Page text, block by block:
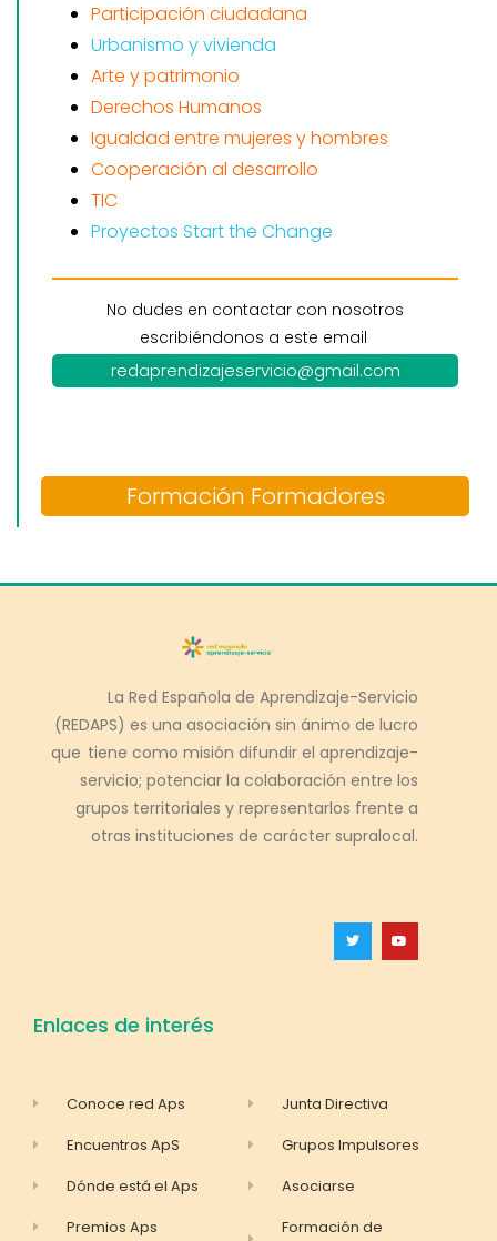
Participación ciudadana
Urbanismo y vivienda
Arte y patrimonio
Derechos Humanos
Igualdad entre mujeres y hombres
Cooperación al desarrollo
TIC
Proyectos Start the Change
No dudes en contactar con nosotros
escribiéndonos a este email
redaprendizajeservicio@gmail.com
Formación Formadores
La Red Española de Aprendizaje-Servicio
(REDAPS) es una asociación sin ánimo de lucro
que tiene como misión difundir el aprendizaje-
servicio; potenciar la colaboración entre los
grupos territoriales y representarlos frente a
otras instituciones de carácter supralocal.
Enlaces de interés
Conoce red Aps
Encuentros ApS
Dónde está el Aps
Premios Aps
Junta Directiva
Grupos Impulsores
Asociarse
Formación de